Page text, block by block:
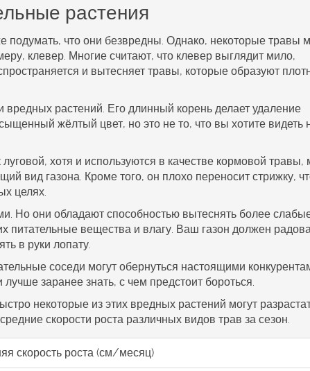
растения
подумать, что они безвредны. Однако, некоторые травы
клевер. Многие считают, что клевер выглядит мило,
и вытесняет травы, которые образуют
вредных растений . Его длинный корень делает удаление
жёлтый цвет, но это не то, что вы хотите видеть
хотя и используются в качестве кормовой травы,
вид газона. Кроме того, он плохо переносит стрижку,
целях.
Но они обладают способностью вытеснять более
питательные вещества и влагу. Ваш газон должен
в руки лопату.
соседи могут обернуться настоящими
заранее знать, с чем предстоит бороться.
некоторые из этих вредных растений могут
скорости роста различных видов трав за сезон.
скорость роста (см/месяц)